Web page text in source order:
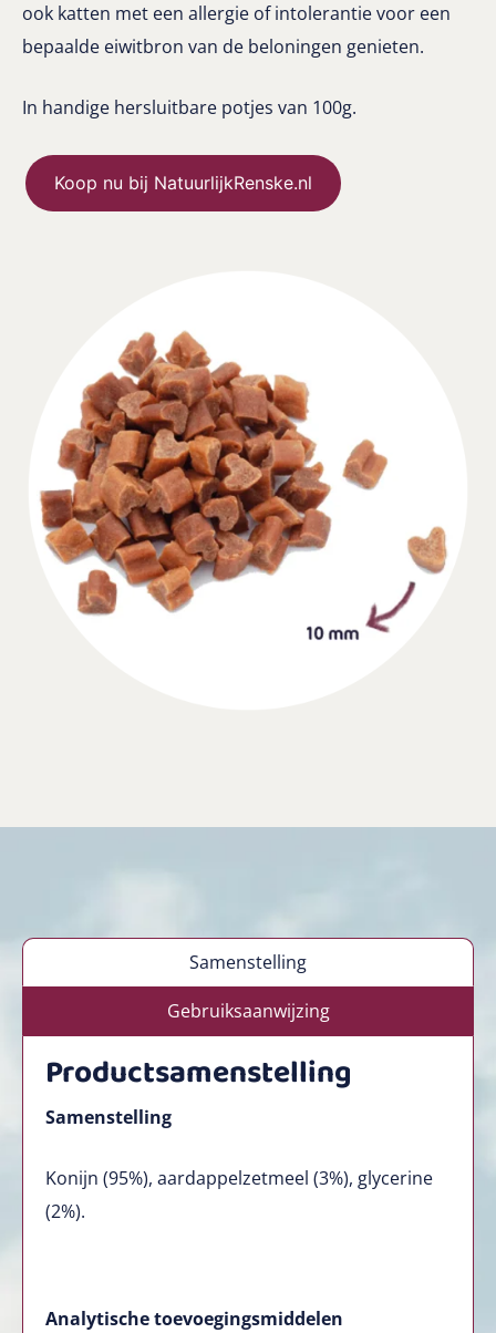
ook katten met een allergie of intolerantie voor een
bepaalde eiwitbron van de beloningen genieten.
In handige hersluitbare potjes van 100g.
Koop nu bij NatuurlijkRenske.nl
Samenstelling
Gebruiksaanwijzing
Productsamenstelling
Samenstelling
Konijn (95%), aardappelzetmeel (3%), glycerine
(2%).
Analytische toevoegingsmiddelen